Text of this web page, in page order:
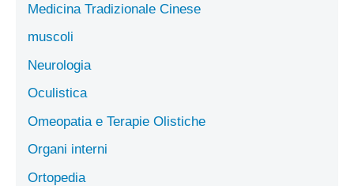
Medicina Tradizionale Cinese
muscoli
Neurologia
Oculistica
Omeopatia e Terapie Olistiche
Organi interni
Ortopedia